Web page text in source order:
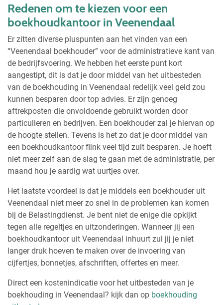
Redenen om te kiezen voor een
boekhoudkantoor in Veenendaal
Er zitten diverse pluspunten aan het vinden van een
“Veenendaal boekhouder” voor de administratieve kant van
de bedrijfsvoering. We hebben het eerste punt kort
aangestipt, dit is dat je door middel van het uitbesteden
van de boekhouding in Veenendaal redelijk veel geld zou
kunnen besparen door top advies. Er zijn genoeg
aftrekposten die onvoldoende gebruikt worden door
particulieren en bedrijven. Een boekhouder zal je hiervan op
de hoogte stellen. Tevens is het zo dat je door middel van
een boekhoudkantoor flink veel tijd zult besparen. Je hoeft
niet meer zelf aan de slag te gaan met de administratie, per
maand hou je aardig wat uurtjes over.
Het laatste voordeel is dat je middels een boekhouder uit
Veenendaal niet meer zo snel in de problemen kan komen
bij de Belastingdienst. Je bent niet de enige die opkijkt
tegen alle regeltjes en uitzonderingen. Wanneer jij een
boekhoudkantoor uit Veenendaal inhuurt zul jij je niet
langer druk hoeven te maken over de invoering van
cijfertjes, bonnetjes, afschriften, offertes en meer.
Direct een kostenindicatie voor het uitbesteden van je
boekhouding in Veenendaal? kijk dan op boekhouding